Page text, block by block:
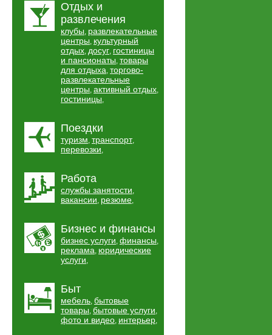
Отдых и
развлечения
клубы, развлекательные
центры, культурный
отдых, досуг, гостиницы
и пансионаты, товары
для отдыха, торгово-
развлекательные
центры, активный отдых,
гостиницы,
Поездки
туризм, транспорт,
перевозки,
Работа
службы занятости,
вакансии, резюме,
Бизнес и финансы
бизнес услуги, финансы,
реклама, юридические
услуги,
Быт
мебель, бытовые
товары, бытовые услуги,
фото и видео, интерьер,